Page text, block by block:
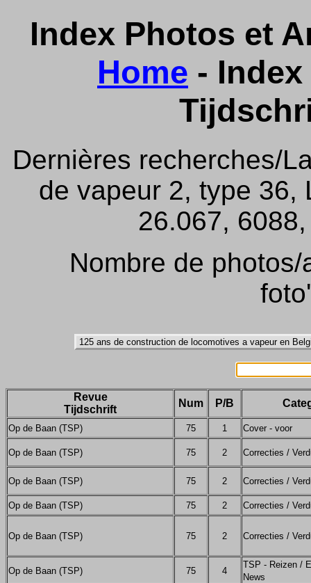
Index Photos et
Home -
Dernières recherches/
de vapeur 2, type 36,
26.067,
Nombre de
Revue
Tijdschrift
Num P/B
Op de Baan (TSP) 75 1 Cover - voor
Op de Baan (TSP) 75 2 Correcties /
Op de Baan (TSP) 75 2 Correcties /
Op de Baan (TSP) 75 2 Correcties /
Op de Baan (TSP) 75 2 Correcties /
Op de Baan (TSP) 75 4
TSP - Reizen /
News